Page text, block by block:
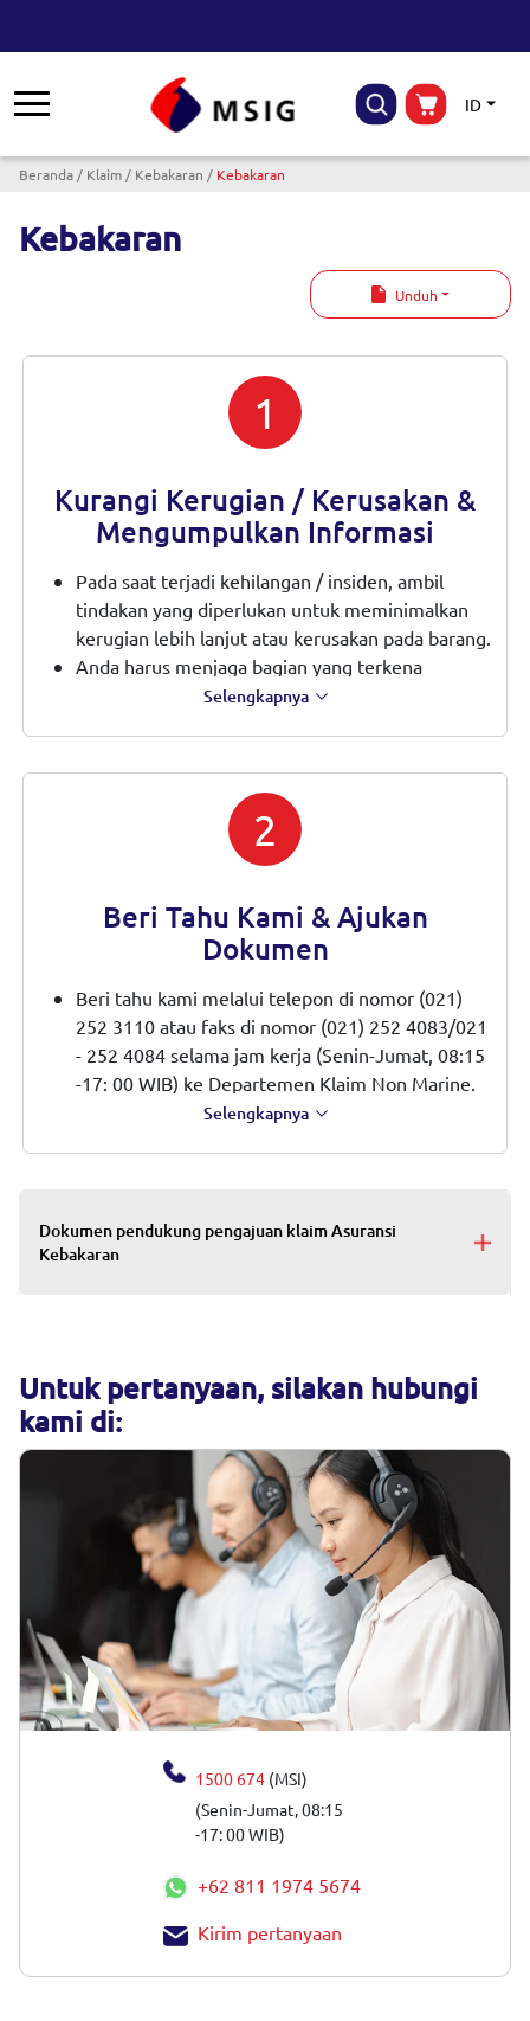
ID
Breadcrumb
Beranda Klaim Kebakaran Kebakaran
Kebakaran
Unduh
1
Kurangi Kerugian / Kerusakan &
Mengumpulkan Informasi
Pada saat terjadi kehilangan / insiden, ambil
tindakan yang diperlukan untuk meminimalkan
kerugian lebih lanjut atau kerusakan pada barang.
Anda harus menjaga bagian yang terkena
dampak dan tersedia untuk inspeksi, serta
yang aman dan layak sebagai kemungkinan upaya
pemulihan atau penyelamatan sampai
pemberitahuan lebih lanjut dari kami.
Anda harus menjaga hak Penanggung atas
yang disebabkan oleh Pihak Ketiga.
Selengkapnya
2
Beri Tahu Kami & Ajukan
Dokumen
Beri tahu kami melalui telepon di nomor (021)
252 3110 atau faks di nomor (021) 252 4083/021
- 252 4084 selama jam kerja (Senin-Jumat, 08:15
-17: 00 WIB) ke Departemen Klaim Non Marine.
Silakan merujuk pada Polis untuk jadwal
Selengkapnya
Dokumen pendukung pengajuan klaim Asuransi
Kebakaran
Untuk pertanyaan, silakan hubungi
kami di:
1500 674 (MSI)
(Senin-Jumat, 08:15
-17: 00 WIB)
+62 811 1974 5674
Kirim pertanyaan